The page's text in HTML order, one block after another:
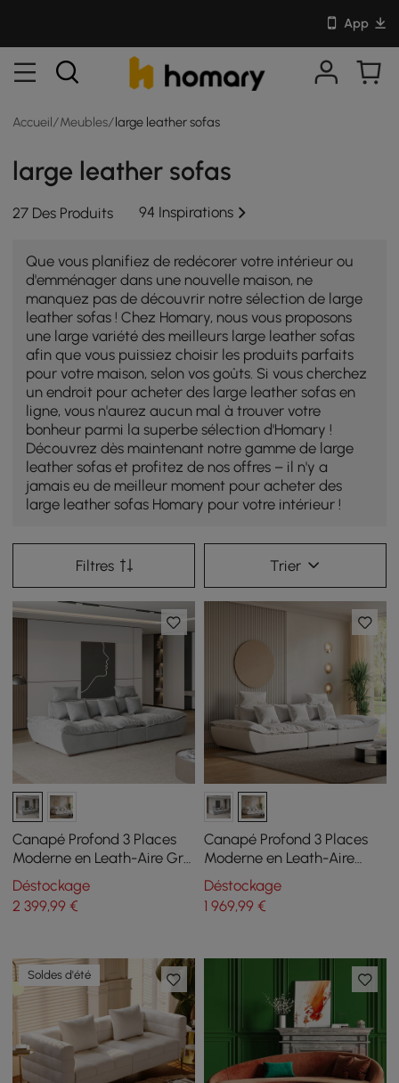
App
Accueil/ Meubles/ large leather sofas
large leather sofas
27 Des Produits 94 Inspirations
Que vous planifiez de redécorer votre intérieur ou
d'emménager dans une nouvelle maison, ne
manquez pas de découvrir notre sélection de large
leather sofas ! Chez Homary, nous vous proposons
une large variété des meilleurs large leather sofas
afin que vous puissiez choisir les produits parfaits
pour votre maison, selon vos goûts. Si vous cherchez
un endroit pour acheter des large leather sofas en
ligne, vous n'aurez aucun mal à trouver votre
bonheur parmi la superbe sélection d'Homary !
Découvrez dès maintenant notre gamme de large
leather sofas et profitez de nos offres – il n'y a
jamais eu de meilleur moment pour acheter des
large leather sofas Homary pour votre intérieur !
Filtres Trier
Canapé Profond 3 Places
Moderne en Leath-Aire Gris
2780mm avec Dossier
Réglable
Déstockage
2 399,99 €
Canapé Profond 3 Places
Moderne en Leath-Aire
Blanc 2780 mm avec
Dossier Réglable
Déstockage
1 969,99€
Soldes d'été